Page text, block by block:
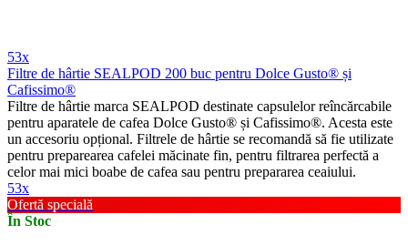
53x
Filtre de hârtie SEALPOD 200 buc pentru Dolce Gusto® și
Cafissimo®
Filtre de hârtie marca SEALPOD destinate capsulelor reîncărcabile
pentru aparatele de cafea Dolce Gusto® și Cafissimo®. Acesta este
un accesoriu opțional. Filtrele de hârtie se recomandă să fie utilizate
pentru preparearea cafelei măcinate fin, pentru filtrarea perfectă a
celor mai mici boabe de cafea sau pentru prepararea ceaiului.
53x
Ofertă specială
În Stoc